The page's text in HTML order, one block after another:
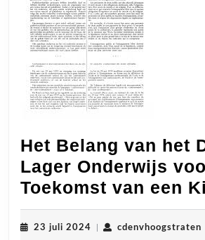
Het Belang van het
Lager Onderwijs
Toekomst van een
23 juli 2024 23
cdenvhoogstraten